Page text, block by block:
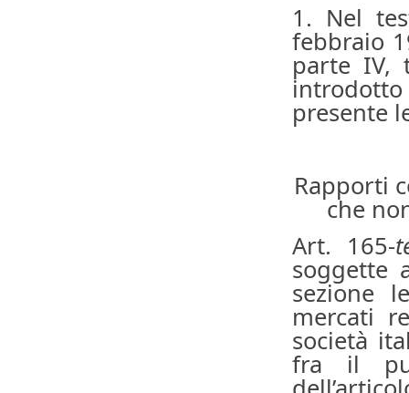
1. Nel
febbraio
parte IV,
introdotto
presente
Rapporti
che
Art. 165-
soggette
sezione
mercati
società
fra il